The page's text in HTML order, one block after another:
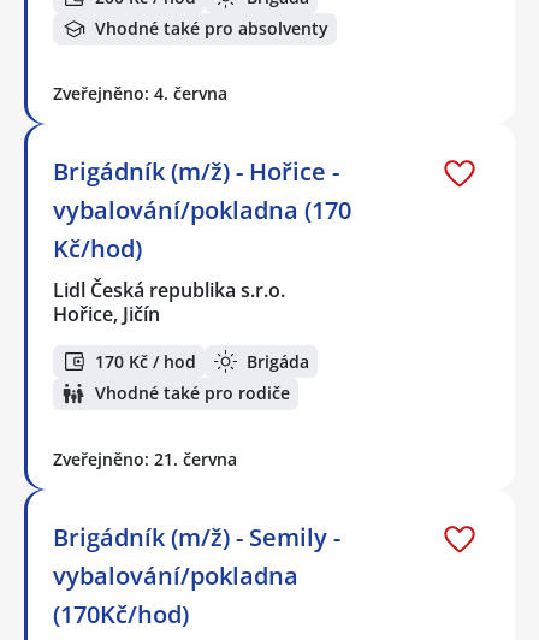
Vhodné také pro absolventy
Zveřejněno: 4. června
Brigádník (m/ž) - Hořice -
vybalování/pokladna (170
Kč/hod)
Lidl Česká republika s.r.o.
Hořice, Jičín
170 Kč / hod
Brigáda
Vhodné také pro rodiče
Zveřejněno: 21. června
Brigádník (m/ž) - Semily -
vybalování/pokladna
(170Kč/hod)